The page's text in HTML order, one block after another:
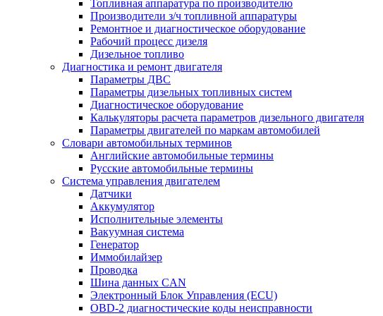
Топливная аппаратура по производителю
Производители з/ч топливной аппаратуры
Ремонтное и диагностическое оборудование
Рабочий процесс дизеля
Дизельное топливо
Диагностика и ремонт двигателя
Параметры ДВС
Параметры дизельных топливных систем
Диагностическое оборудование
Калькуляторы расчета параметров дизельного двигателя
Параметры двигателей по маркам автомобилей
Словари автомобильных терминов
Английские автомобильные термины
Русские автомобильные термины
Система управления двигателем
Датчики
Аккумулятор
Исполнительные элементы
Вакуумная система
Генератор
Иммобилайзер
Проводка
Шина данных CAN
Электронный Блок Управления (ECU)
OBD-2 диагностические коды неисправности